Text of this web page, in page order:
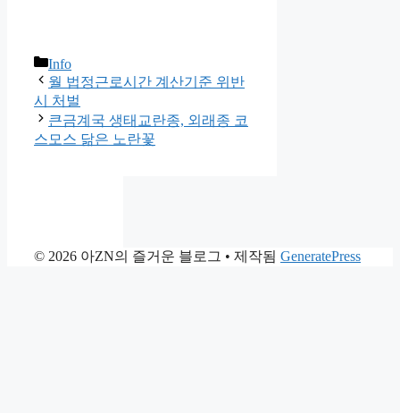
카
테
고
리
Info
월 법정근로시간 계산기준 위반
시 처벌
큰금계국 생태교란종, 외래종 코
스모스 닮은 노란꽃
© 2026 아ZN의 즐거운 블로그 • 제작됨 GeneratePress